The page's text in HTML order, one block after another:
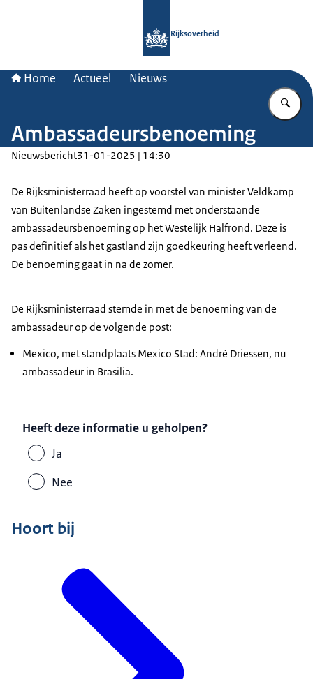
Rijksoverheid
Home Actueel Nieuws
Ambassadeursbenoeming
Nieuwsbericht31-01-2025 | 14:30
De Rijksministerraad heeft op voorstel van minister Veldkamp
van Buitenlandse Zaken ingestemd met onderstaande
ambassadeursbenoeming op het Westelijk Halfrond. Deze is
pas definitief als het gastland zijn goedkeuring heeft verleend.
De benoeming gaat in na de zomer.
De Rijksministerraad stemde in met de benoeming van de
ambassadeur op de volgende post:
Mexico, met standplaats Mexico Stad: André Driessen, nu
ambassadeur in Brasilia.
Heeft deze informatie u geholpen?
Ja
Nee
Hoort bij